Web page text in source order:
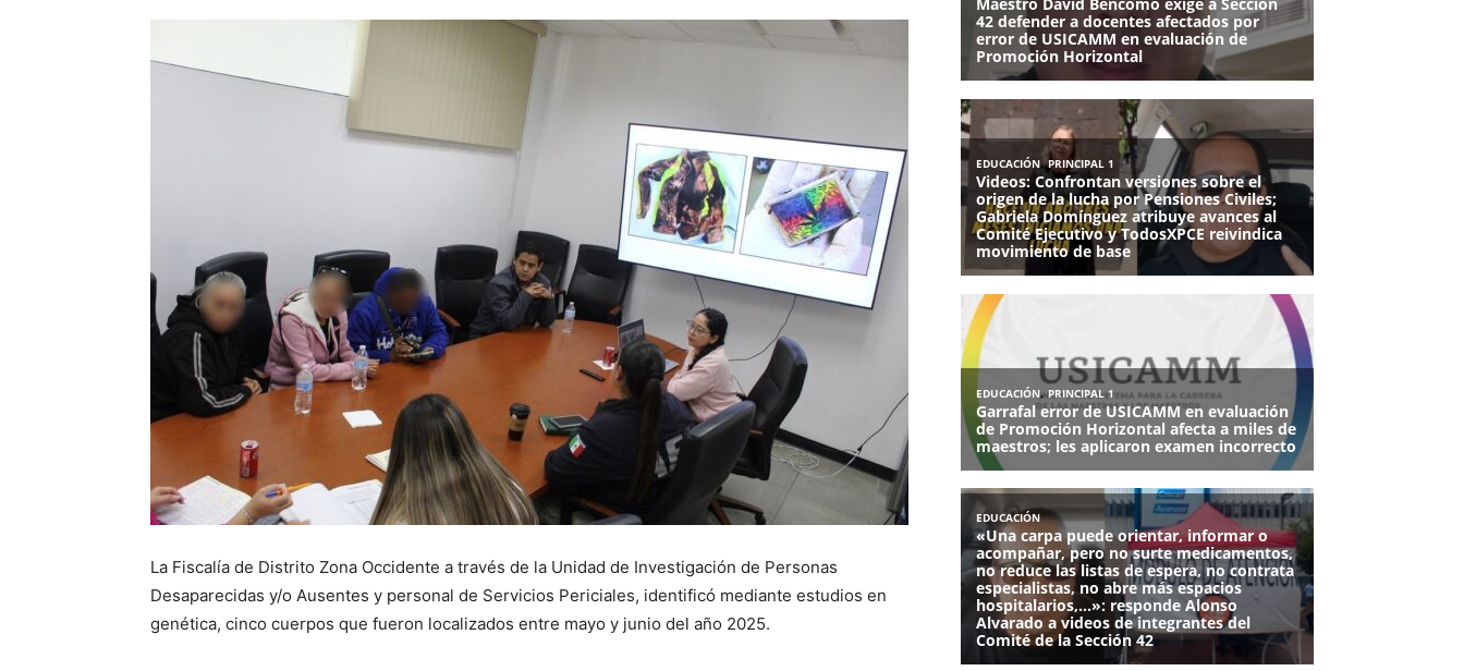
La Fiscalía de Distrito Zona Occidente a través de la Unidad de Investigación de Personas
Desaparecidas y/o Ausentes y personal de Servicios Periciales, identificó mediante estudios en
genética, cinco cuerpos que fueron localizados entre mayo y junio del año 2025.